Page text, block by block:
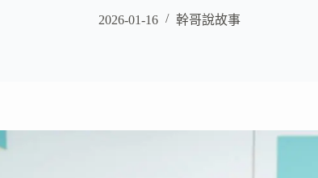
2026-01-16 幹哥說故事